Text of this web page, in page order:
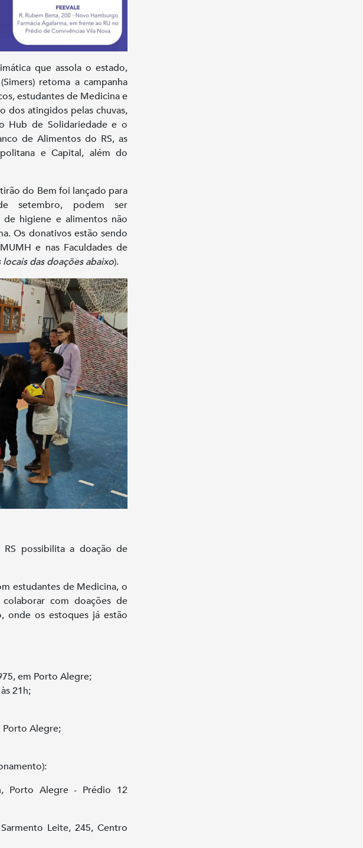
que assola o estado,
retoma a campanha
estudantes de Medicina e
dos atingidos pelas chuvas,
Hub de Solidariedade e o
de Alimentos do RS, as
e Capital, além do
do Bem foi lançado para
setembro, podem ser
de higiene e alimentos não
Os donativos estão sendo
e nas Faculdades de
das doações abaixo).
possibilita a doação de
estudantes de Medicina, o
com doações de
onde os estoques já estão
em Porto Alegre;
21h;
Porto Alegre;
Porto Alegre - Prédio 12
Leite, 245, Centro